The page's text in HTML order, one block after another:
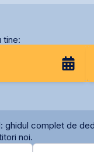
tine:
complet de
noi.